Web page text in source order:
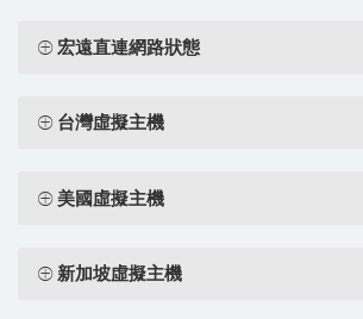
宏遠直連網路狀態
台灣虛擬主機
美國虛擬主機
新加坡虛擬主機